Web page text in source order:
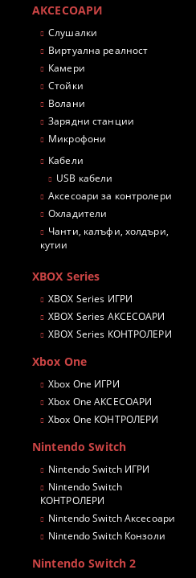
АКСЕСОАРИ
Слушалки
Виртуална реалност
Камери
Стойки
Волани
Зарядни станции
Микрофони
Кабели
USB кабели
Аксесоари за контролери
Охладители
Чанти, калъфи, холдъри,
кутии
XBOX Series
XBOX Series ИГРИ
XBOX Series АКСЕСОАРИ
XBOX Series КОНТРОЛЕРИ
Xbox One
Xbox One ИГРИ
Xbox One АКСЕСОАРИ
Xbox One КОНТРОЛЕРИ
Nintendo Switch
Nintendo Switch ИГРИ
Nintendo Switch
КОНТРОЛЕРИ
Nintendo Switch Аксесоари
Nintendo Switch Конзоли
Nintendo Switch 2